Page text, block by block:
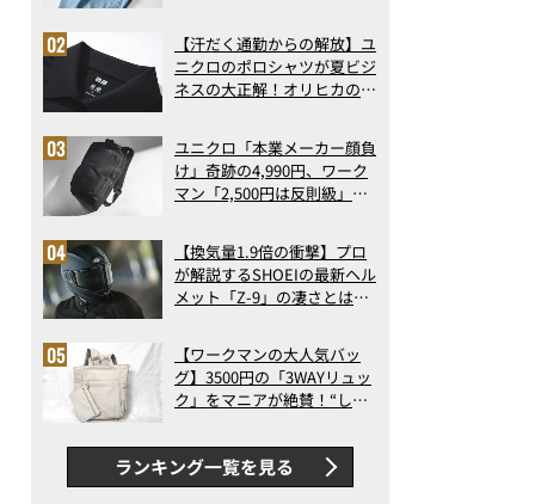
で決定版
【汗だく通勤からの解放】ユ
ニクロのポロシャツが夏ビジ
ネスの大正解！オリヒカの透
アの実力
ユニクロ「本業メーカー顔負
け」奇跡の4,990円、ワーク
マン「2,500円は反則級」凄
ト3】（2026年6月版）
【換気量1.9倍の衝撃】プロ
が解説するSHOEIの最新ヘル
メット「Z-9」の凄さとは？
ス【ワークマンの大人気バッ
グ】3500円の「3WAYリュッ
ク」をマニアが絶賛！“しご
判以上に優秀だった
ランキング一覧を見る